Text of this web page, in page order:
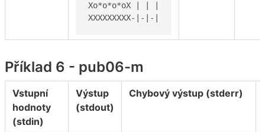
Xo*o*o*oX | | |
XXXXXXXXX-|-|-|
Příklad 6 - pub06-m
Vstupní
hodnoty
(stdin)
Výstup
(stdout)
Chybový výstup (stderr)